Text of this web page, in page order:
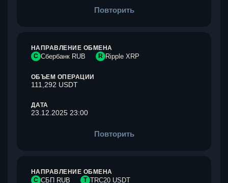
Повторить
НАПРАВЛЕНИЕ ОБМЕНА
С Сбербанк RUB R Ripple XRP
ОБЪЕМ ОПЕРАЦИИ
111,292 USDT
ДАТА
23.12.2025 23:00
Повторить
НАПРАВЛЕНИЕ ОБМЕНА
С СБП RUB T TRC20 USDT